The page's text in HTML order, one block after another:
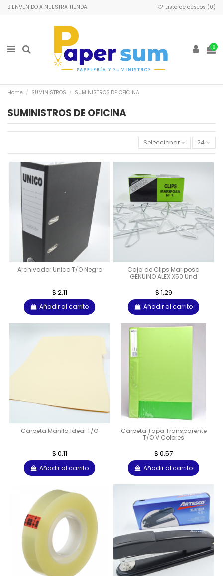
BIENVENIDO A NUESTRA TIENDA Lista de deseos (0)
0
Home SUMINISTROS SUMINISTROS DE OFICINA
SUMINISTROS DE OFICINA
Seleccionar 24
Archivador Unico T/O Negro
$ 2,11
Añadir al carrito
Caja de Clips Mariposa
GENUINO ALEX X50 Und
$ 1,29
Añadir al carrito
Carpeta Manila Ideal T/O
$ 0,11
Añadir al carrito
Carpeta Tapa Transparente
T/O V Colores
$ 0,57
Añadir al carrito